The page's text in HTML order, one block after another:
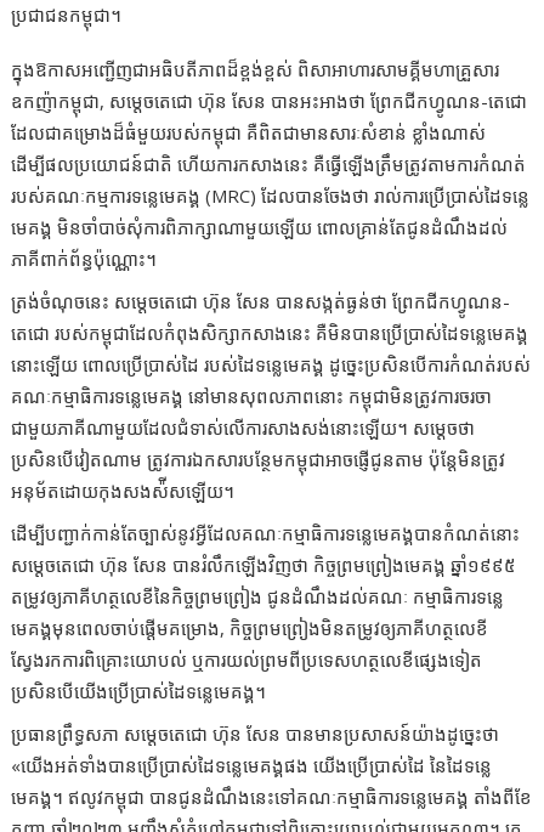
ប្រជាជនកម្ពុជា។
ក្នុងឱកាសអញ្ជើញជាអធិបតីភាពដ៏ខ្ពង់ខ្ពស់ ពិសាអាហារសាមគ្គីមហាគ្រួសារ
ឧកញ៉ាកម្ពុជា, សម្ដេចតេជោ ហ៊ុន សែន បានអះអាងថា ព្រែកជីកហ្វូណន-តេជោ
ដែលជាគម្រោងដ៏ធំមួយរបស់កម្ពុជា គឺពិតជាមានសារៈសំខាន់ ខ្លាំងណាស់
ដើម្បីផលប្រយោជន៍ជាតិ ហើយការកសាងនេះ គឺធ្វើឡើងត្រឹមត្រូវតាមការកំណត់
របស់គណៈកម្មការទន្លេមេគង្គ (MRC) ដែលបានចែងថា រាល់ការប្រើប្រាស់ដៃទន្លេ
មេគង្គ មិនចាំបាច់សុំការពិភាក្សាណាមួយឡើយ ពោលគ្រាន់តែជូនដំណឹងដល់
ភាគីពាក់ព័ន្ធប៉ុណ្ណោះ។
ត្រង់ចំណុចនេះ សម្ដេចតេជោ ហ៊ុន សែន បានសង្កត់ធ្ងន់ថា ព្រែកជីកហ្វូណន-
តេជោ របស់កម្ពុជាដែលកំពុងសិក្សាកសាងនេះ គឺមិនបានប្រើប្រាស់ដៃទន្លេមេគង្គ
នោះឡើយ ពោលប្រើប្រាស់ដៃ របស់ដៃទន្លេមេគង្គ ដូច្នេះប្រសិនបើការកំណត់របស់
គណៈកម្មាធិការទន្លេមេគង្គ នៅមានសុពលភាពនោះ កម្ពុជាមិនត្រូវការចរចា
ជាមួយភាគីណាមួយដែលជំទាស់លើការសាងសង់នោះឡើយ។ សម្ដេចថា
ប្រសិនបើវៀតណាម ត្រូវការឯកសារបន្ថែមកម្ពុជាអាចផ្ញើជូនតាម ប៉ុន្ដែមិនត្រូវ
អនុម័តដោយកុងសងស៉ីសឡើយ។
ដើម្បីបញ្ជាក់កាន់តែច្បាស់នូវអ្វីដែលគណៈកម្មាធិការទន្លេមេគង្គបានកំណត់នោះ
សម្ដេចតេជោ ហ៊ុន សែន បានរំលឹកឡើងវិញថា កិច្ចព្រមព្រៀងមេគង្គ ឆ្នាំ១៩៩៥
តម្រូវឲ្យភាគីហត្ថលេខីនៃកិច្ចព្រមព្រៀង ជូនដំណឹងដល់គណៈ កម្មាធិការទន្លេ
មេគង្គមុនពេលចាប់ផ្ដើមគម្រោង, កិច្ចព្រមព្រៀងមិនតម្រូវឲ្យភាគីហត្ថលេខី
ស្វែងរកការពិគ្រោះយោបល់ ឬការយល់ព្រមពីប្រទេសហត្ថលេខីផ្សេងទៀត
ប្រសិនបើយើងប្រើប្រាស់ដៃទន្លេមេគង្គ។
ប្រធានព្រឹទ្ធសភា សម្ដេចតេជោ ហ៊ុន សែន បានមានប្រសាសន៍យ៉ាងដូច្នេះថា
«យើងអត់ទាំងបានប្រើប្រាស់ដៃទន្លេមេគង្គផង យើងប្រើប្រាស់ដៃ នៃដៃទន្លេ
មេគង្គ។ ឥលូវកម្ពុជា បានជូនដំណឹងនេះទៅគណៈកម្មាធិការទន្លេមេគង្គ តាំងពីខែ